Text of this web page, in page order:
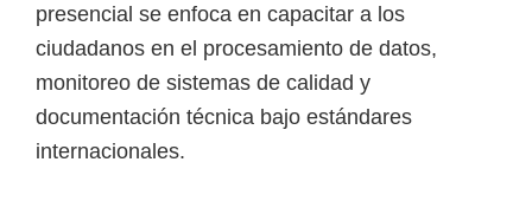
s
,
t
é
c
presencial se enfoca en capacitar a los
ciudadanos en el procesamiento de datos,
monitoreo de sistemas de calidad y
documentación técnica bajo estándares
internacionales.